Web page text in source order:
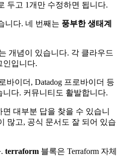
두고 1개만 수정하면 됩니다.
니다. 네 번째는 풍부한 생태계
개념이 있습니다. 각 클라우드
인입니다.
바이더, Datadog 프로바이더 등
다. 커뮤니티도 활발합니다.
대부분 답을 찾을 수 있습니
많고, 공식 문서도 잘 되어 있습
terraform 블록은 Terraform 자체